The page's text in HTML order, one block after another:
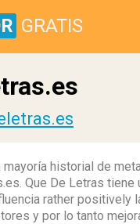
GRATIS
mayoría historial de
Que De Letras tiene
rather positively
y por lo tanto